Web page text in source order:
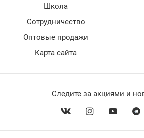
Школа
Сотрудничество
Оптовые продажи
Карта сайта
Следите за акциями и